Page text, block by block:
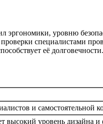
эргономики, уровню
специалистами
её долговечности.
и самостоятельной
высокий уровень дизайна